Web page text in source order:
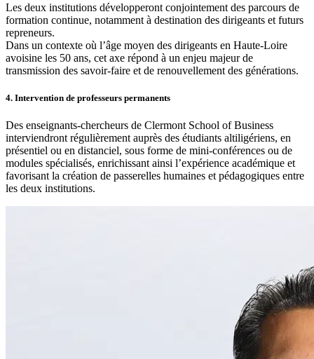
Les deux institutions développeront conjointement des parcours de
formation continue, notamment à destination des dirigeants et futurs
repreneurs.
Dans un contexte où l’âge moyen des dirigeants en Haute-Loire
avoisine les 50 ans, cet axe répond à un enjeu majeur de
transmission des savoir-faire et de renouvellement des générations.
4. Intervention de professeurs permanents
Des enseignants-chercheurs de Clermont School of Business
interviendront régulièrement auprès des étudiants altiligériens, en
présentiel ou en distanciel, sous forme de mini-conférences ou de
modules spécialisés, enrichissant ainsi l’expérience académique et
favorisant la création de passerelles humaines et pédagogiques entre
les deux institutions.